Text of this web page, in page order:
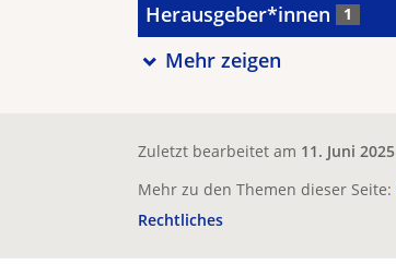
Herausgeber*innen 1
Mehr zeigen
Zuletzt bearbeitet am 11. Juni 2025
Mehr zu den Themen dieser Seite:
Rechtliches